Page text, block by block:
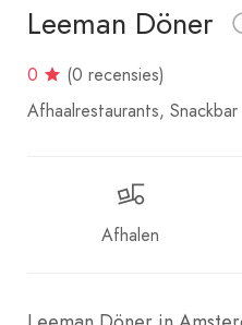
Leeman Döner
0
(0 recensies)
Afhaalrestaurants Snackbar
Afhalen